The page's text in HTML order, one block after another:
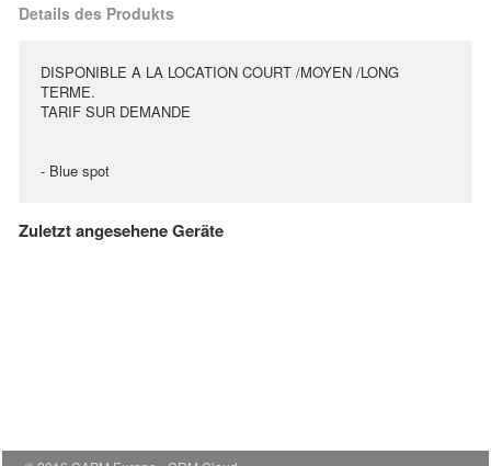
Details des Produkts
DISPONIBLE A LA LOCATION COURT /MOYEN /LONG
TERME.
TARIF SUR DEMANDE
- Blue spot
Zuletzt angesehene Geräte